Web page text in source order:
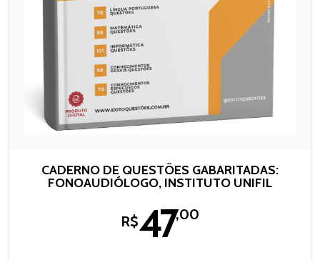
CADERNO DE QUESTÕES GABARITADAS:
FONOAUDIÓLOGO, INSTITUTO UNIFIL
R$47,00